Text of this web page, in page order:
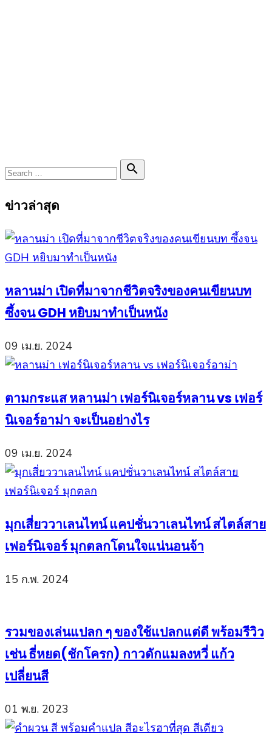
Search

Search
ข่าวล่าสุด
หลานม่า เปิดที่มาจากชีวิตจริงของคนเขียนบท
ซึ้งจน GDH หยิบมาทำเป็นหนัง
09 เม.ย. 2024
ตามกระแส หลานม่า เฟอร์นิเจอร์หลาน vs เฟอร์
นิเจอร์อาม่า จะเป็นอย่างไร
09 เม.ย. 2024
มุกเสี่ยววาเลนไทน์ แคปชั่นวาเลนไทน์ สไตล์สาย
เฟอร์นิเจอร์ มุกตลกโดนใจแน่นอนจ้า
15 ก.พ. 2024
รวมของเล่นแปลก ๆ ของใช้แปลกแต่ดี พร้อมรีวิว
เช่น ธี่หยด(ชักโครก) กาวดักแมลงหวี่ แก้ว
เปลี่ยนสี
01 พ.ย. 2023